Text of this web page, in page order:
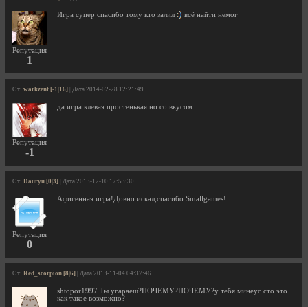
Репутация
1
Игра супер спасибо тому кто залил всё найти немог
От: warkzent [-1|16] | Дата 2014-02-28 12:21:49
Репутация
-1
да игра клевая простенькая но со вкусом
От: Dauryu [0|3] | Дата 2013-12-10 17:53:30
Репутация
0
Афигенная игра!Довно искал,спасибо Smallgames!
От: Red_scorpion [8|6] | Дата 2013-11-04 04:37:46
shtopor1997 Ты угараеш?ПОЧЕМУ?ПОЧЕМУ?у тебя минеус сто это
как такое возможно?